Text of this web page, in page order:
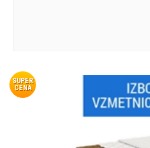
SUPER
CENA